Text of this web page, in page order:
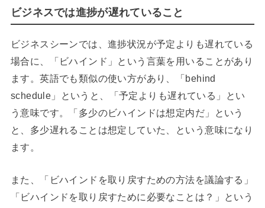
ビジネスでは進捗が遅れていること
ビジネスシーンでは、進捗状況が予定よりも遅れている
場合に、「ビハインド」という言葉を用いることがあり
ます。英語でも類似の使い方があり、「behind
schedule」というと、「予定よりも遅れている」とい
う意味です。「多少のビハインドは想定内だ」という
と、多少遅れることは想定していた、という意味になり
ます。
また、「ビハインドを取り戻すための方法を議論する」
「ビハインドを取り戻すために必要なことは？」という